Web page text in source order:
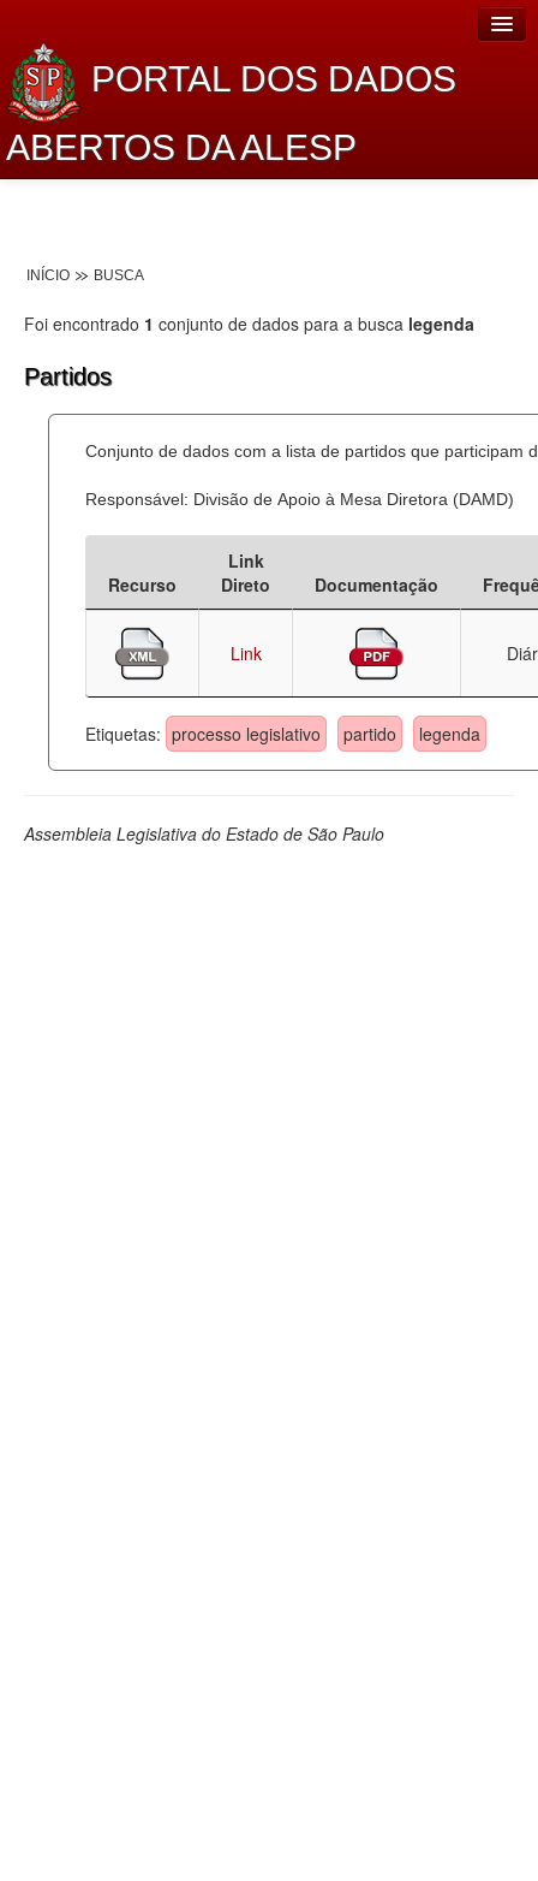
PORTAL DOS DADOS
ABERTOS DA ALESP
Lei de Acesso à Informação
Dados Governamentais Abertos
Processo Legislativo
Deputados Estaduais
Administração
Legislação
Perguntas frequentes
INÍCIO BUSCA
Foi encontrado 1 conjunto de dados para a busca legenda
Partidos
Conjunto de dados com a lista de partidos que participam
Responsável: Divisão de Apoio à Mesa Diretora (DAMD)
Recurso
Link
Direto
Documentação
Link
Etiquetas: processo legislativo partido legenda
Assembleia Legislativa do Estado de São Paulo